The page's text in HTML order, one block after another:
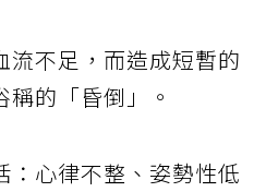
流不足，而造成短暫的
的「昏倒」。
：心律不整、姿勢性低